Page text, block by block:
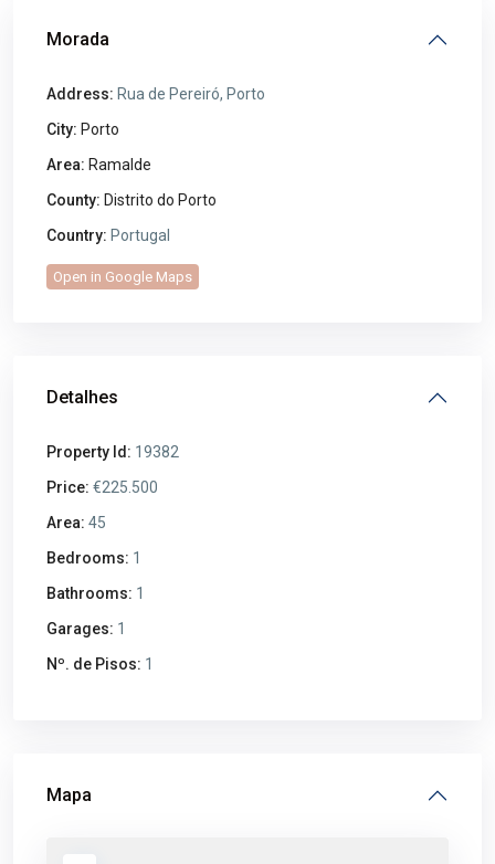
Morada
Address: Rua de Pereiró, Porto
City: Porto
Area: Ramalde
County: Distrito do Porto
Country: Portugal
Open in Google Maps
Detalhes
Property Id: 19382
Price: €225.500
Area: 45
Bedrooms: 1
Bathrooms: 1
Garages: 1
Nº. de Pisos: 1
Mapa